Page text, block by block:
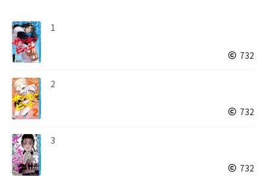
1
732
2
732
3
732